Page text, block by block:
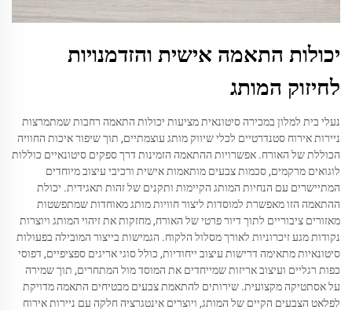
יכולות התאמה אישית והזדמנויות
לחיזוק המותג
נעלי בית למלון במכירה סיטונאית מציעות יכולות התאמה רחבות שמתמרצות
ניירות אירוח סטנדרטיים לכלי שיווק מותג עוצמתיים, תוך שיפור איכות החוויה
הכוללת של האורח. אפשרויות ההתאמה הזמינות דרך ספקים סיטונאיים כוללות
לוגואים מרקמים, סכמות צבעים מותאמות אישית ורכיבי עיצוב מיוחדים
המתיישרים עם הנחיות המותג הקיימות ותקנים של זהות תאגידית. יכולת
ההתאמה הזו מאפשרת למוסדות ליצור חוויות מותג מאוחדות שמתפשטות
מאזורים ציבוריים לתוך דיור פרטי של האורח, מחזקות את זיהוי המותג ויוצרות
נקודות מגע זיכרוניות לאורך מסלול הלקוח. הגמישות בייצור המובילה בפעולות
סיטונאיות מתאימה דרישות עיצוב ייחודיות, כולל סוגי אריגים ספציפיים, דפוסי
כפות רגליים ועיצוב אריזות שמייחדים את המוסד מול המתחרים, תוך שמירה
על אסתטיקה מקצועית. שירותים להתאמת צבעים מבטיחים התאמה מדויקת
לפלאט הצבעים הקיים של המותג, ויוצרים אינטגרציה חלקה עם ניירות אירוח